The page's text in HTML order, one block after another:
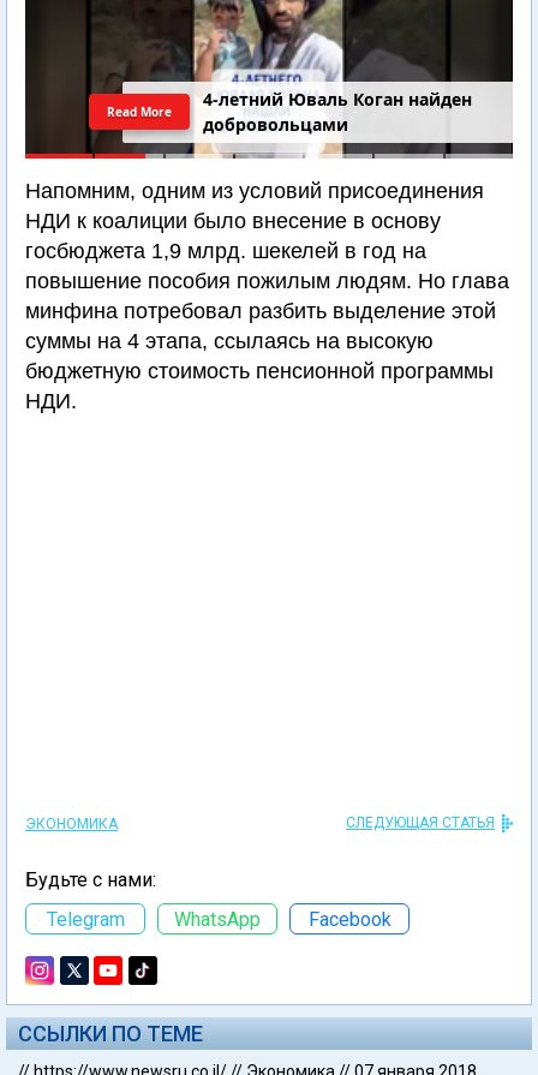
4-летний Юваль Коган найден
добровольцами
Read More
Напомним, одним из условий присоединения
НДИ к коалиции было внесение в основу
госбюджета 1,9 млрд. шекелей в год на
повышение пособия пожилым людям. Но глава
минфина потребовал разбить выделение этой
суммы на 4 этапа, ссылаясь на высокую
бюджетную стоимость пенсионной программы
НДИ.
ЭКОНОМИКА СЛЕДУЮЩАЯ СТАТЬЯ
Будьте с нами:
Telegram
WhatsApp Facebook
ССЫЛКИ ПО ТЕМЕ